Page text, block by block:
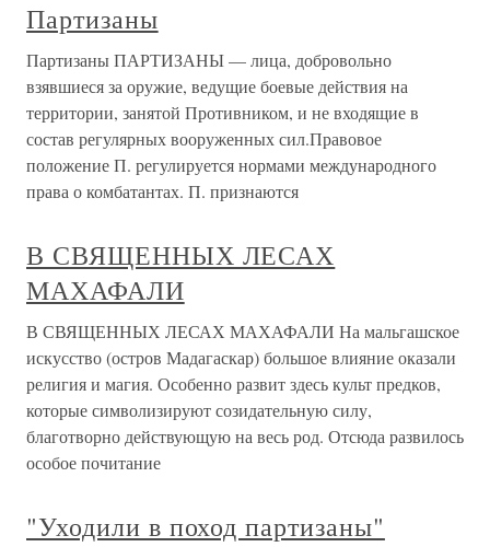
Партизаны
Партизаны ПАРТИЗАНЫ — лица, добровольно
взявшиеся за оружие, ведущие боевые действия на
территории, занятой Противником, и не входящие в
состав регулярных вооруженных сил.Правовое
положение П. регулируется нормами международного
права о комбатантах. П. признаются
В СВЯЩЕННЫХ ЛЕСАХ
МАХАФАЛИ
В СВЯЩЕННЫХ ЛЕСАХ МАХАФАЛИ На мальгашское
искусство (остров Мадагаскар) большое влияние оказали
религия и магия. Особенно развит здесь культ предков,
которые символизируют созидательную силу,
благотворно действующую на весь род. Отсюда развилось
особое почитание
"Уходили в поход партизаны"